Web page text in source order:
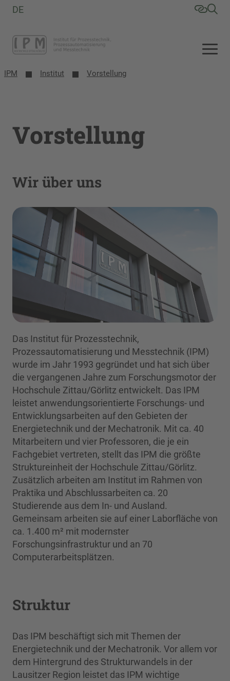
DE
IPM Institut Vorstellung
Vorstellung
Wir über uns
Das Institut für Prozesstechnik,
Prozessautomatisierung und Messtechnik (IPM)
wurde im Jahr 1993 gegründet und hat sich über
die vergangenen Jahre zum Forschungsmotor der
Hochschule Zittau/Görlitz entwickelt. Das IPM
leistet anwendungsorientierte Forschungs- und
Entwicklungsarbeiten auf den Gebieten der
Energietechnik und der Mechatronik. Mit ca. 40
Mitarbeitern und vier Professoren, die je ein
Fachgebiet vertreten, stellt das IPM die größte
Struktureinheit der Hochschule Zittau/Görlitz.
Zusätzlich arbeiten am Institut im Rahmen von
Praktika und Abschlussarbeiten ca. 20
Studierende aus dem In- und Ausland.
Gemeinsam arbeiten sie auf einer Laborﬂäche von
ca. 1.400 m² mit modernster
Forschungsinfrastruktur und an 70
Computerarbeitsplätzen.
Struktur
Das IPM beschäftigt sich mit Themen der
Energietechnik und der Mechatronik. Vor allem vor
dem Hintergrund des Strukturwandels in der
Lausitzer Region leistet das IPM wichtige